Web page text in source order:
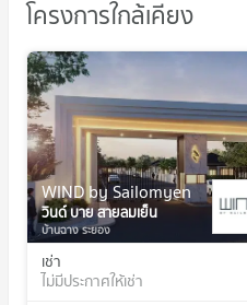
โครงการใกล้เคียง
WIND by Sailomyen
วินด์ บาย สายลมเย็น
บ้านฉาง ระยอง
เช่า
ไม่มีประกาศให้เช่า